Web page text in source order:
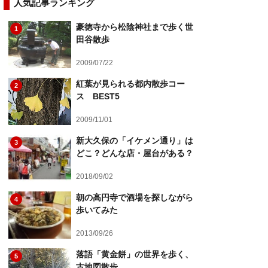
人気記事ランキング
1
豪徳寺から松陰神社まで歩く世
田谷散歩
2009/07/22
2
紅葉が見られる都内散歩コー
ス BEST5
2009/11/01
3
新大久保の「イケメン通り」は
どこ？どんな店・屋台がある？
2018/09/02
4
朝の高円寺で酒場を探しながら
歩いてみた
2013/09/26
5
落語「黄金餅」の世界を歩く、